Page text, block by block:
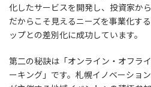
化したサービスを開発し、投資家か
だからこそ見えるニーズを事業化す
ップとの差別化に成功しています。
第二の秘訣は「オンライン・オフラ
ーキング」です。札幌イノベーショ